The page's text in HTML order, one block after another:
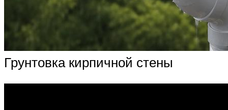
Грунтовка кирпичной стены